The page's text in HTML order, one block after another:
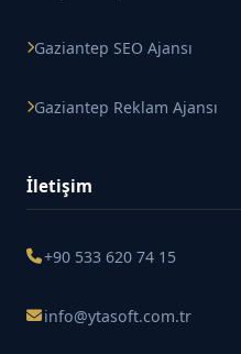
Gaziantep SEO Ajansı
Gaziantep Reklam Ajansı
İletişim
+90 533 620 74 15
info@ytasoft.com.tr